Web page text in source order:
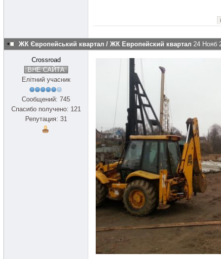
ЖК Європейський квартал / ЖК Европейский квартал 24 Нояб
Crossroad
ВНЕ САЙТА
Елітний учасник
Сообщений: 745
Спасибо получено: 121
Репутация: 31